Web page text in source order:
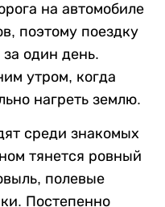
на автомобиле
поэтому поездку
один день.
утром, когда
нагреть землю.
среди знакомых
тянется ровный
полевые
Постепенно